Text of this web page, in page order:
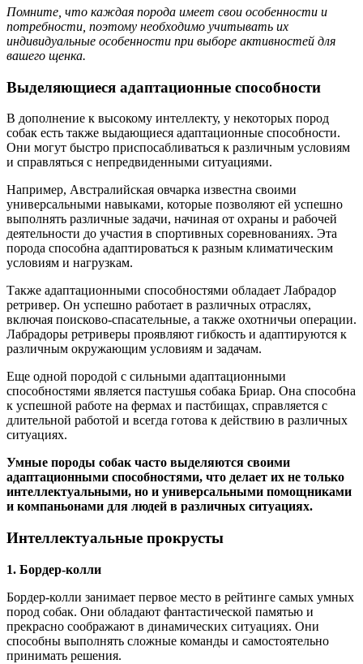
Помните, что каждая порода имеет свои особенности и
потребности, поэтому необходимо учитывать их
индивидуальные особенности при выборе активностей для
вашего щенка.
Выделяющиеся адаптационные способности
В дополнение к высокому интеллекту, у некоторых пород
собак есть также выдающиеся адаптационные способности.
Они могут быстро приспосабливаться к различным условиям
и справляться с непредвиденными ситуациями.
Например, Австралийская овчарка известна своими
универсальными навыками, которые позволяют ей успешно
выполнять различные задачи, начиная от охраны и рабочей
деятельности до участия в спортивных соревнованиях. Эта
порода способна адаптироваться к разным климатическим
условиям и нагрузкам.
Также адаптационными способностями обладает Лабрадор
ретривер. Он успешно работает в различных отраслях,
включая поисково-спасательные, а также охотничьи операции.
Лабрадоры ретриверы проявляют гибкость и адаптируются к
различным окружающим условиям и задачам.
Еще одной породой с сильными адаптационными
способностями является пастушья собака Бриар. Она способна
к успешной работе на фермах и пастбищах, справляется с
длительной работой и всегда готова к действию в различных
ситуациях.
Умные породы собак часто выделяются своими
адаптационными способностями, что делает их не только
интеллектуальными, но и универсальными помощниками
и компаньонами для людей в различных ситуациях.
Интеллектуальные прокрусты
1. Бордер-колли
Бордер-колли занимает первое место в рейтинге самых умных
пород собак. Они обладают фантастической памятью и
прекрасно соображают в динамических ситуациях. Они
способны выполнять сложные команды и самостоятельно
принимать решения.